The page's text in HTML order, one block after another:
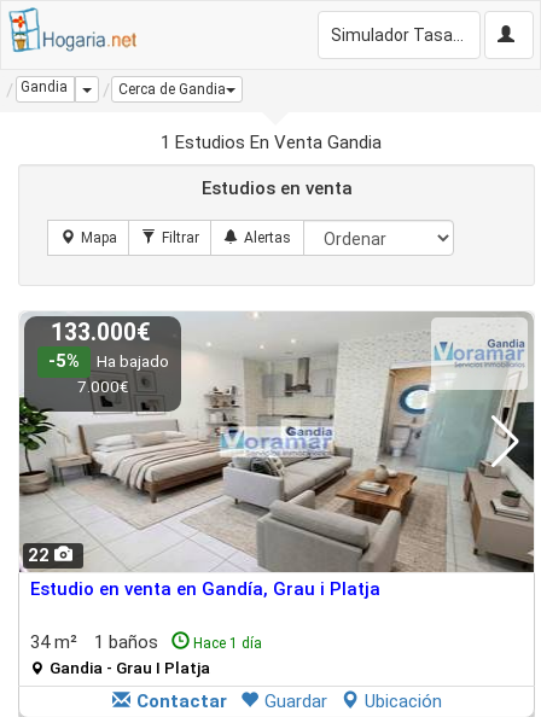
Gandia Dropdown
Cerca de Gandia
1 Estudios En Venta Gandia
Estudios en venta
22
133.000€
-5%
Ha bajado
7.000€
Estudio en venta en Gandía, Grau i Platja
34 m² 1 baños Hace 1 día
Gandia - Grau I Platja
Contactar Guardar Ubicación